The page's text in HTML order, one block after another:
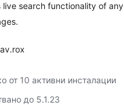
live search functionality of any
от 10 активни инсталации
до 5.1.23